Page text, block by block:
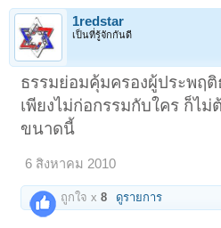
1redstar
เป็นที่รู้จักกันดี
ธรรมย่อมคุ้มครองผู้ประพฤติ
เพียงไม่ก่อกรรมกับใคร ก็ไ
ขนาดนี้
6 สิงหาคม 2010
ถูกใจ x8 ดูรายการ